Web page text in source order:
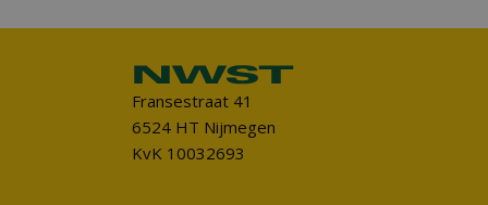
Fransestraat 41
6524 HT Nijmegen
KvK 10032693